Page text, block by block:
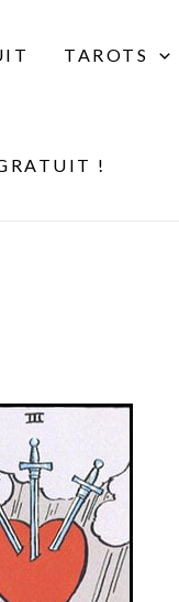
TAROTS
!